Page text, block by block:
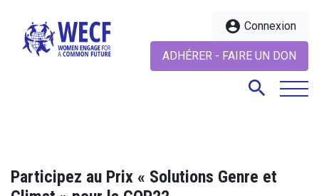
account_circle Connexion
ADHÉRER - FAIRE UN DON
search
search
Participez au Prix « Solutions Genre et